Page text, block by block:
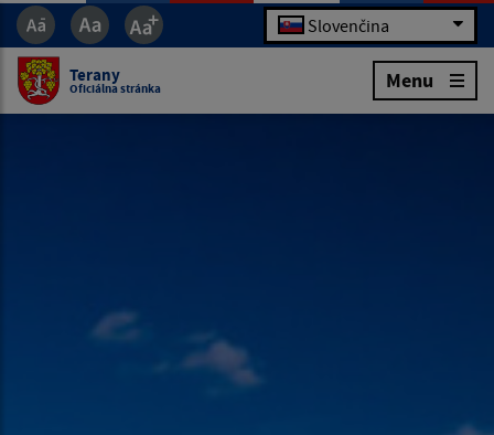
Slovenčina
Terany
Oficiálna stránka Menu